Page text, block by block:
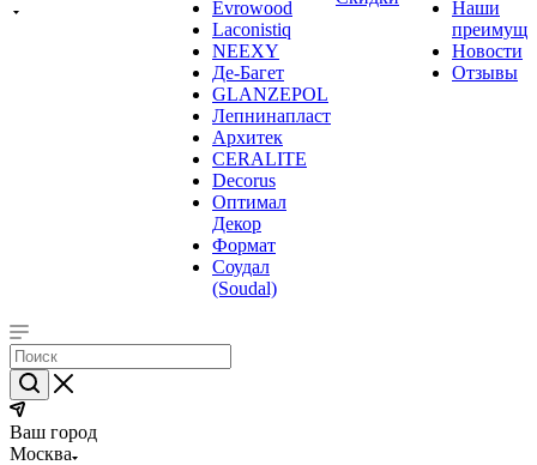
Evrowood
Laconistiq
NEEXY
Де-Багет
GLANZEPOL
Лепнинапласт
Архитек
CERALITE
Decorus
Оптимал
Декор
Формат
Соудал
(Soudal)
Наши
Новости
Отзывы
Ваш город
Москва